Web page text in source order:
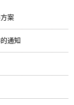
案
通知